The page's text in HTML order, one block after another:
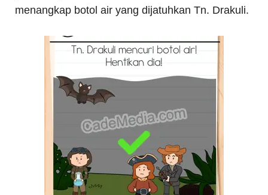
menangkap botol air yang dijatuhkan Tn. Drakuli.